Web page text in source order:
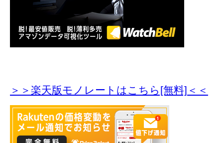
＞＞楽天版モノレートはこちら[無料]＜＜